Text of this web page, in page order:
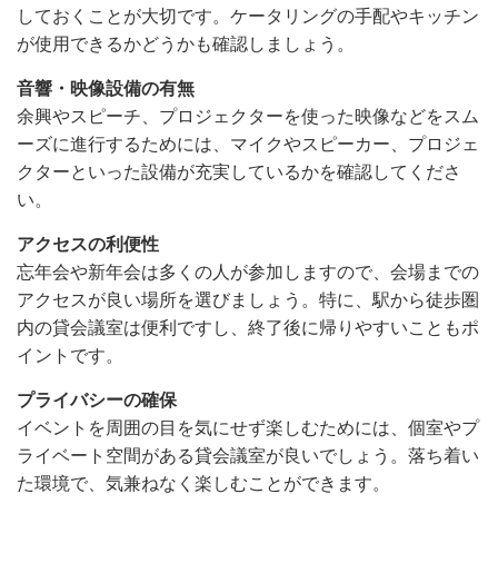
しておくことが大切です。ケータリングの手配やキッチン
が使用できるかどうかも確認しましょう。
音響・映像設備の有無
余興やスピーチ、プロジェクターを使った映像などをスム
ーズに進行するためには、マイクやスピーカー、プロジェ
クターといった設備が充実しているかを確認してくださ
い。
アクセスの利便性
忘年会や新年会は多くの人が参加しますので、会場までの
アクセスが良い場所を選びましょう。特に、駅から徒歩圏
内の貸会議室は便利ですし、終了後に帰りやすいこともポ
イントです。
プライバシーの確保
イベントを周囲の目を気にせず楽しむためには、個室やプ
ライベート空間がある貸会議室が良いでしょう。落ち着い
た環境で、気兼ねなく楽しむことができます。